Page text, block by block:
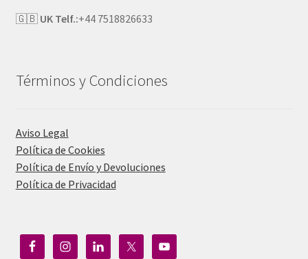
🇬🇧 UK Telf.:+44 7518826633
Términos y Condiciones
Aviso Legal
Política de Cookies
Política de Envío y Devoluciones
Política de Privacidad